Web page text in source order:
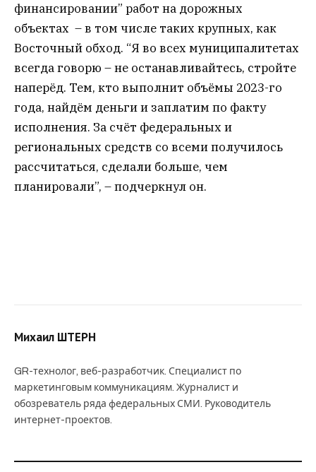
финансировании” работ на дорожных
объектах – в том числе таких крупных, как
Восточный обход. “Я во всех муниципалитетах
всегда говорю – не останавливайтесь, стройте
наперёд. Тем, кто выполнит объёмы 2023-го
года, найдём деньги и заплатим по факту
исполнения. За счёт федеральных и
региональных средств со всеми получилось
рассчитаться, сделали больше, чем
планировали”, – подчеркнул он.
Михаил ШТЕРН
GR-технолог, веб-разработчик. Специалист по
маркетинговым коммуникациям. Журналист и
обозреватель ряда федеральных СМИ. Руководитель
интернет-проектов.